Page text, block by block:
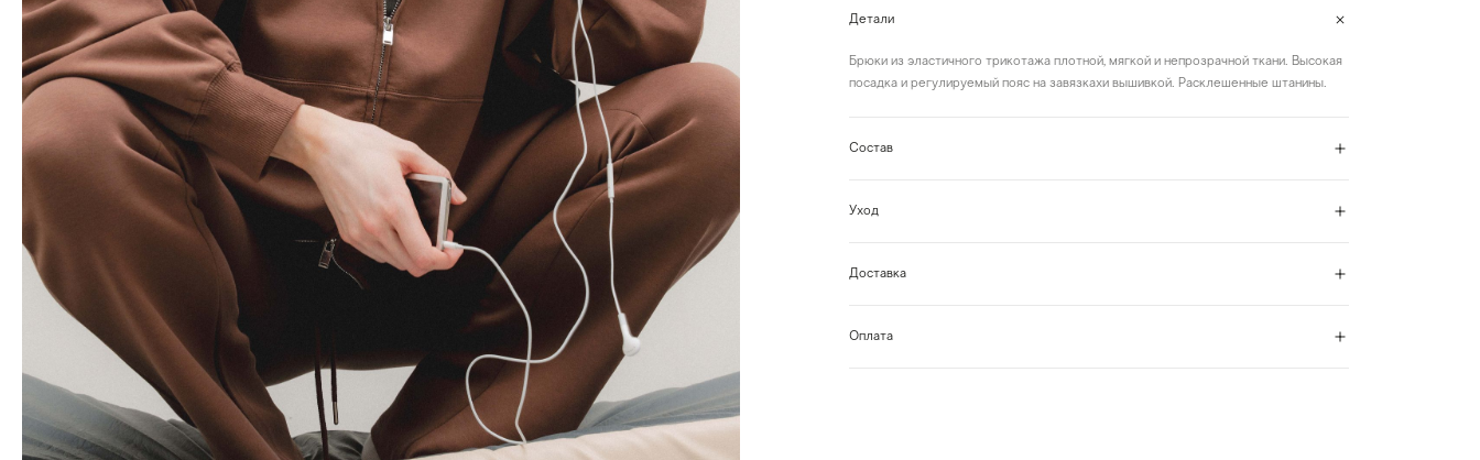
Детали
Брюки из эластичного трикотажа плотной, мягкой и непрозрачной ткани. Высокая
посадка и регулируемый пояс на завязкахи вышивкой. Расклешенные штанины.
Состав
Уход
Доставка
Оплата